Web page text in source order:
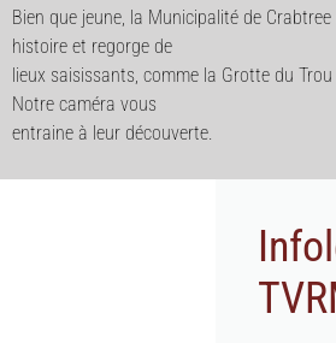
Bien que jeune, la Municipalité de
histoire et regorge de
lieux saisissants, comme la Grotte du
Notre caméra vous
entraine à leur découverte.